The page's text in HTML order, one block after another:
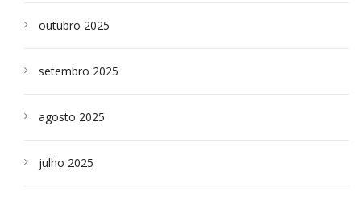
outubro 2025
setembro 2025
agosto 2025
julho 2025